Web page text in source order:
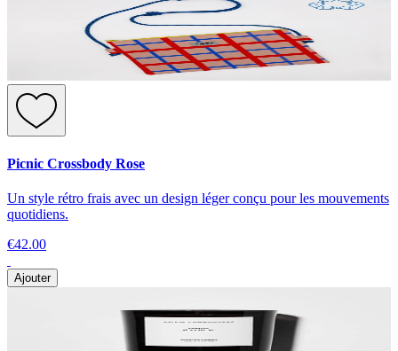
Picnic Crossbody Rose
Un style rétro frais avec un design léger conçu pour les mouvements
quotidiens.
€42.00
Ajouter